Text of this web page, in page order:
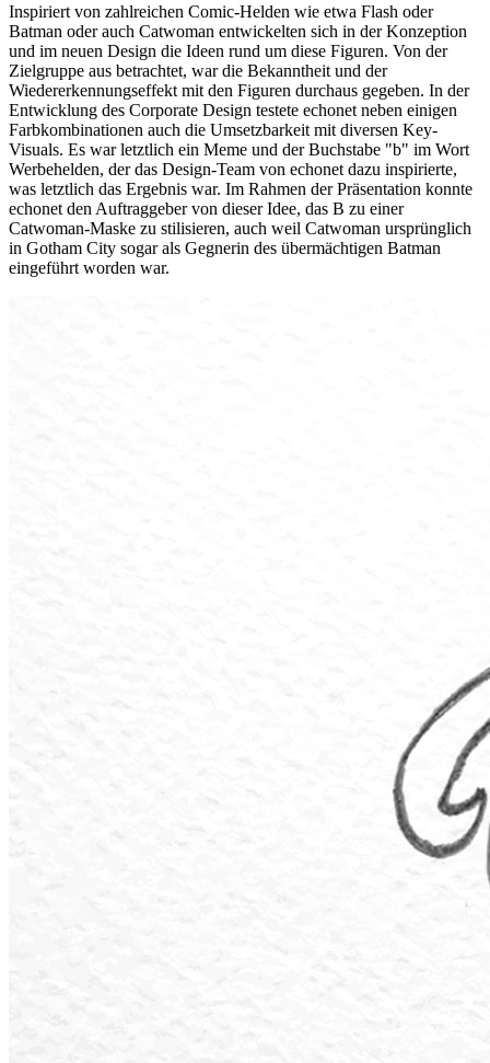
Inspiriert von zahlreichen Comic-Helden wie etwa Flash oder
Batman oder auch Catwoman entwickelten sich in der Konzeption
und im neuen Design die Ideen rund um diese Figuren. Von der
Zielgruppe aus betrachtet, war die Bekanntheit und der
Wiedererkennungseffekt mit den Figuren durchaus gegeben. In der
Entwicklung des Corporate Design testete echonet neben einigen
Farbkombinationen auch die Umsetzbarkeit mit diversen Key-
Visuals. Es war letztlich ein Meme und der Buchstabe "b" im Wort
Werbehelden, der das Design-Team von echonet dazu inspirierte,
was letztlich das Ergebnis war. Im Rahmen der Präsentation konnte
echonet den Auftraggeber von dieser Idee, das B zu einer
Catwoman-Maske zu stilisieren, auch weil Catwoman ursprünglich
in Gotham City sogar als Gegnerin des übermächtigen Batman
eingeführt worden war.